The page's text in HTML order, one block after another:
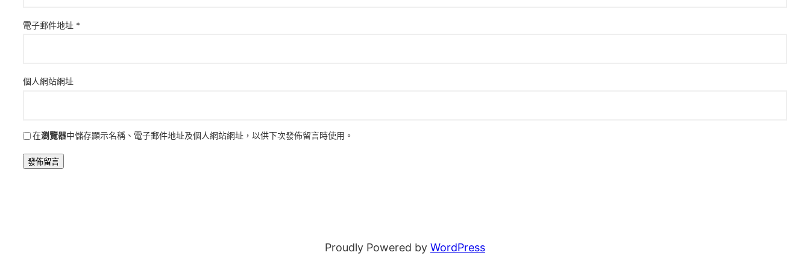
電子郵件地址 *
個人網站網址
在瀏覽器中儲存顯示名稱、電子郵件地址及個人網站網址，以供下次發佈留言時使用。
Proudly Powered by WordPress